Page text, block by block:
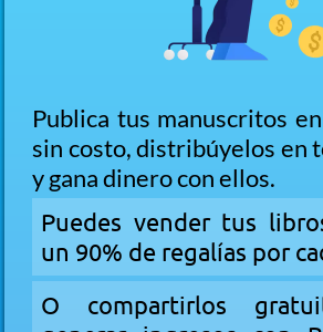
Publica tus manuscritos
sin costo, distribúyelos en
y gana dinero con ellos.
Puedes vender tus
un 90% de regalías por
O compartirlos